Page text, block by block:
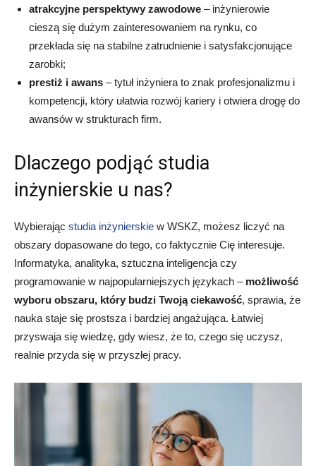
atrakcyjne perspektywy zawodowe – inżynierowie
cieszą się dużym zainteresowaniem na rynku, co
przekłada się na stabilne zatrudnienie i satysfakcjonujące
zarobki;
prestiż i awans – tytuł inżyniera to znak profesjonalizmu i
kompetencji, który ułatwia rozwój kariery i otwiera drogę do
awansów w strukturach firm.
Dlaczego podjąć studia
inżynierskie u nas?
Wybierając studia inżynierskie w WSKZ, możesz liczyć na
obszary dopasowane do tego, co faktycznie Cię interesuje.
Informatyka, analityka, sztuczna inteligencja czy
programowanie w najpopularniejszych językach – możliwość
wyboru obszaru, który budzi Twoją ciekawość, sprawia, że
nauka staje się prostsza i bardziej angażująca. Łatwiej
przyswaja się wiedzę, gdy wiesz, że to, czego się uczysz,
realnie przyda się w przyszłej pracy.